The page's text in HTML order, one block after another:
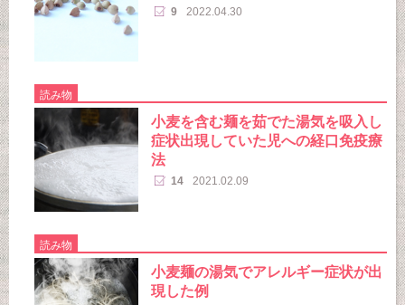
9 2022.04.30
読み物
小麦を含む麺を茹でた湯気を吸入し
症状出現していた児への経口免疫療
法
14 2021.02.09
読み物
小麦麺の湯気でアレルギー症状が出
現した例